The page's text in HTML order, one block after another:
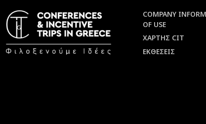
COMPANY
OF USE
ΧΑΡΤΗΣ CIT
ΕΚΘΕΣΕΙΣ